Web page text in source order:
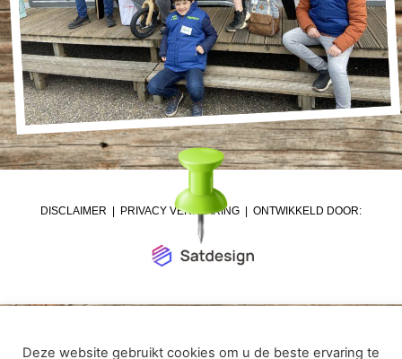
DISCLAIMER | PRIVACY VERKLARING | ONTWIKKELD DOOR:
Deze website gebruikt cookies om u de beste ervaring te